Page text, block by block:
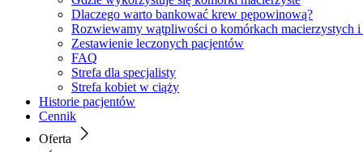
Dlaczego warto bankować krew pępowinową?
Rozwiewamy wątpliwości o komórkach macierzystych
Zestawienie leczonych pacjentów
FAQ
Strefa dla specjalisty
Strefa kobiet w ciąży
Historie pacjentów
Cennik
Oferta